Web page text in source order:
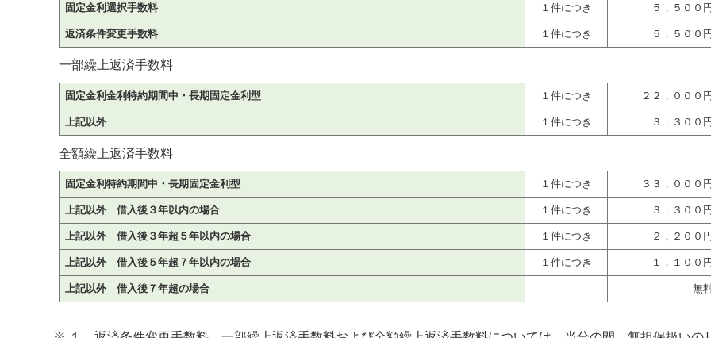
固定金利選択手数料 １件につき ５，５００円
返済条件変更手数料 １件につき ５，５００円
一部繰上返済手数料
固定金利金利特約期間中・長期固定金利型 １件につき ２２，０００円
上記以外 １件につき ３，３００円
全額繰上返済手数料
固定金利特約期間中・長期固定金利型 １件につき ３３，０００円
上記以外 借入後３年以内の場合 １件につき ３，３００円
上記以外 借入後３年超５年以内の場合 １件につき ２，２００円
上記以外 借入後５年超７年以内の場合 １件につき １，１００円
上記以外 借入後７年超の場合 無